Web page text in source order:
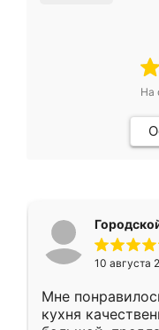
На
10 августа
Мне
кухня